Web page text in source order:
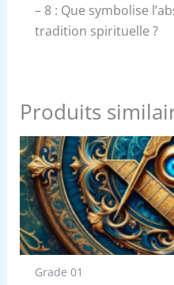
– 8 : Que symbolise
tradition spirituelle ?
Produits
Grade 01